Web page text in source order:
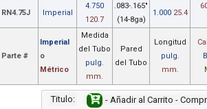
RN4.75J Imperial
4.750
120.7
.083-.165"
(14-8ga)
1.000 25.4
Parte #
Imperial
o
Métrico
Medida
del Tubo
pulg.
mm.
Pared
del Tubo
Longitud
pulg.
mm.
Titulo: - Añadir al Carrito -